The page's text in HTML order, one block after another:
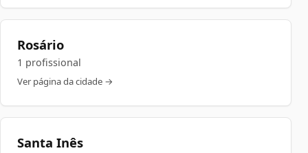
Rosário
1 profissional
Ver página da cidade →
Santa Inês